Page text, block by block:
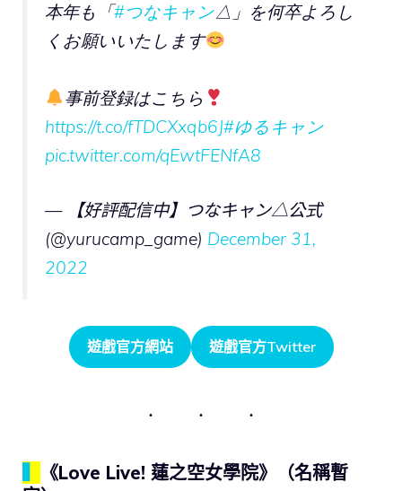
本年も「#つなキャン△」を何卒よろし
くお願いいたします
事前登録はこちら
https://t.co/fTDCXxqb6J#ゆるキャン
pic.twitter.com/qEwtFENfA8
— 【好評配信中】つなキャン△公式
(@yurucamp_game) December 31,
2022
遊戲官方網站 遊戲官方Twitter
《Love Live! 蓮之空女學院》（名稱暫